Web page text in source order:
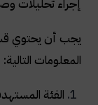
إجراء تحليلات
يجب أن يحتوي
المعلومات التالية:
الفئة